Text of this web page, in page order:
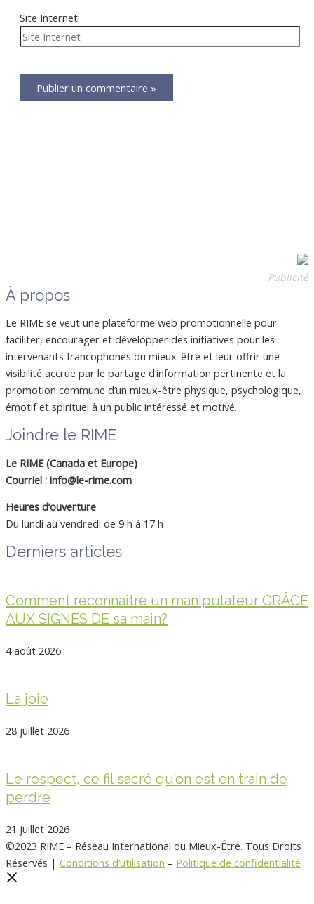
Site Internet
Publicité
À propos
Le RIME se veut une plateforme web promotionnelle pour
faciliter, encourager et développer des initiatives pour les
intervenants francophones du mieux-être et leur offrir une
visibilité accrue par le partage d’information pertinente et la
promotion commune d’un mieux-être physique, psychologique,
émotif et spirituel à un public intéressé et motivé.
Joindre le RIME
Le RIME (Canada et Europe)
Courriel : info@le-rime.com
Heures d’ouverture
Du lundi au vendredi de 9 h à 17 h
Derniers articles
Comment reconnaître un manipulateur GRÂCE
AUX SIGNES DE sa main?
4 août 2026
La joie
28 juillet 2026
Le respect, ce fil sacré qu’on est en train de
perdre
21 juillet 2026
©2023 RIME – Réseau International du Mieux-Être. Tous Droits
Réservés | Conditions d’utilisation – Politique de confidentialité